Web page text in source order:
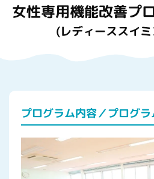
女性専用機能改善プ
(レディーススイ
プログラム内容／プログ